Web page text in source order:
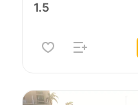
1.5